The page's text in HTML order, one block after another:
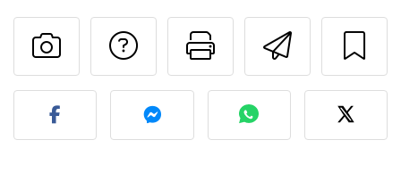
Imprimer
Poser une
Publier votre photo de